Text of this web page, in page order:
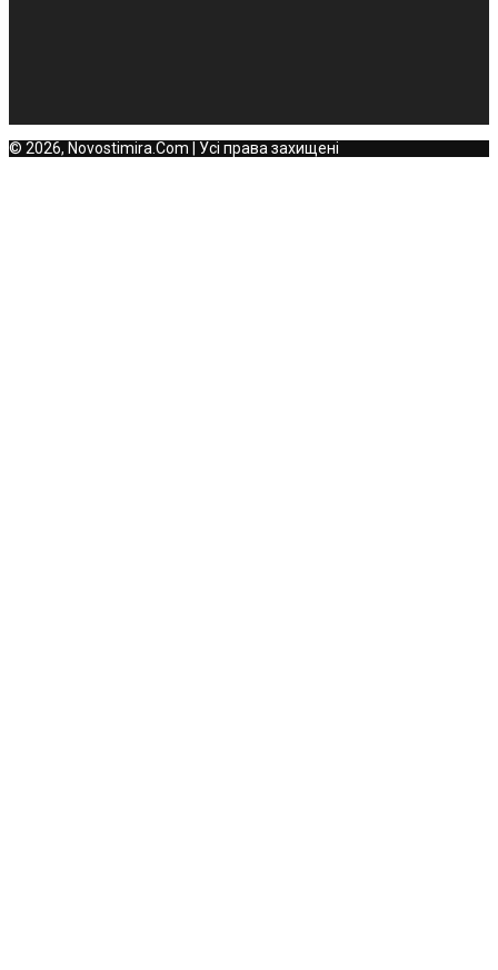
© 2026, Novostimira.Com | Усі права захищені